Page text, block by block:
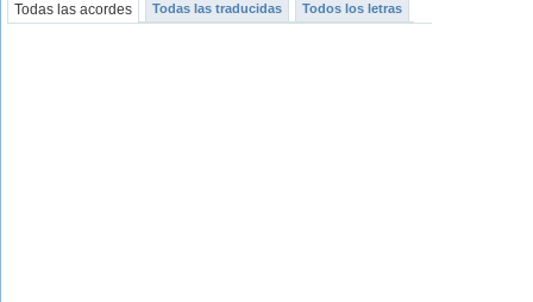
Todas las acordes Todas las traducidas Todos los letras